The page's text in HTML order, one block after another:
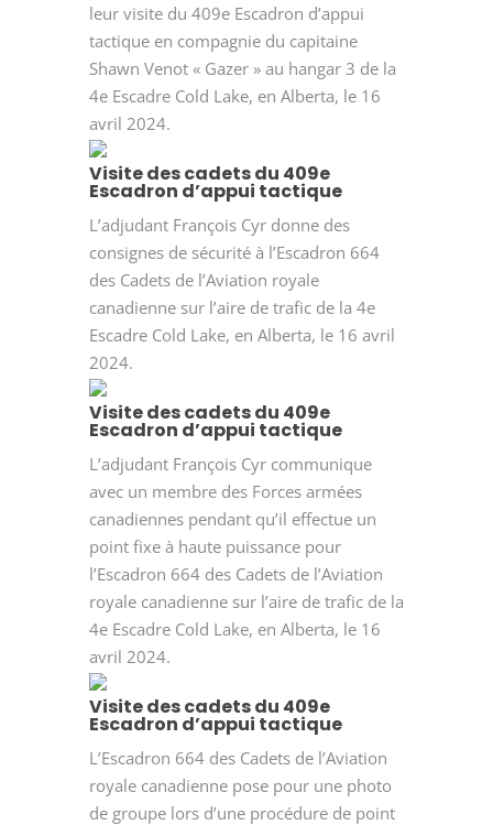
leur visite du 409e Escadron d’appui
tactique en compagnie du capitaine
Shawn Venot « Gazer » au hangar 3 de la
4e Escadre Cold Lake, en Alberta, le 16
avril 2024.
Visite des cadets du 409e
Escadron d’appui tactique
L’adjudant François Cyr donne des
consignes de sécurité à l’Escadron 664
des Cadets de l’Aviation royale
canadienne sur l’aire de trafic de la 4e
Escadre Cold Lake, en Alberta, le 16 avril
2024.
Visite des cadets du 409e
Escadron d’appui tactique
L’adjudant François Cyr communique
avec un membre des Forces armées
canadiennes pendant qu’il effectue un
point fixe à haute puissance pour
l’Escadron 664 des Cadets de l’Aviation
royale canadienne sur l’aire de trafic de la
4e Escadre Cold Lake, en Alberta, le 16
avril 2024.
Visite des cadets du 409e
Escadron d’appui tactique
L’Escadron 664 des Cadets de l’Aviation
royale canadienne pose pour une photo
de groupe lors d’une procédure de point